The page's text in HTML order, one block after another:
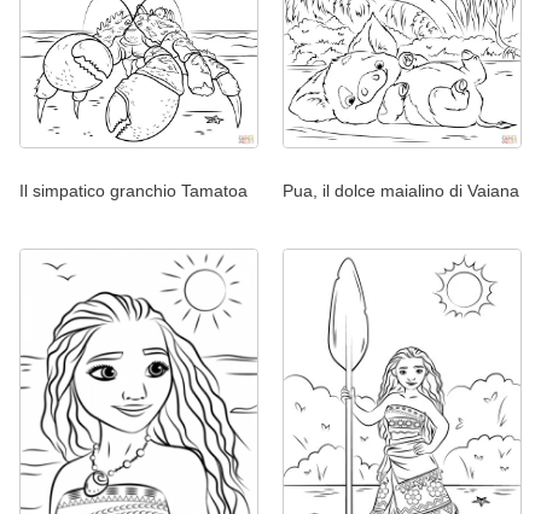
Il simpatico granchio Tamatoa Pua, il dolce maialino di Vaiana